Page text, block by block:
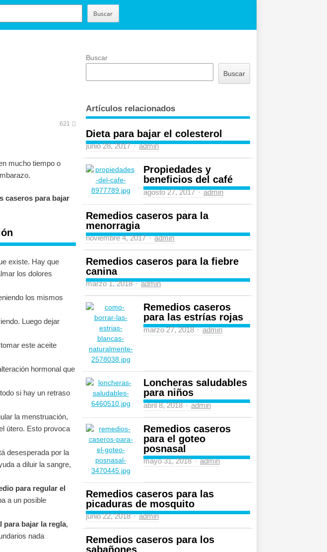
Buscar
621
mucho tiempo o
caseros para bajar
existe. Hay que
los dolores
los mismos
Luego dejar
este aceite
hormonal que
si hay un retraso
la menstruación,
útero. Esto provoca
desesperada por la
a diluir la sangre,
para regular el
a un posible
para bajar la regla,
nada
Buscar
Buscar
Artículos relacionados
Dieta para bajar el colesterol
junio 28, 2017 Author
admin
Propiedades y
beneficios del café
agosto 27, 2017 Author
admin
Remedios caseros para la
menorragia
noviembre 4, 2017 Author
admin
Remedios caseros para la fiebre
canina
marzo 1, 2018 Author
admin
Remedios caseros
para las estrías rojas
marzo 27, 2018 Author
admin
Loncheras saludables
para niños
abril 8, 2018 Author
admin
Remedios caseros
para el goteo
posnasal
mayo 31, 2018 Author
admin
Remedios caseros para las
picaduras de mosquito
junio 22, 2018 Author
admin
Remedios caseros para los
sabañones